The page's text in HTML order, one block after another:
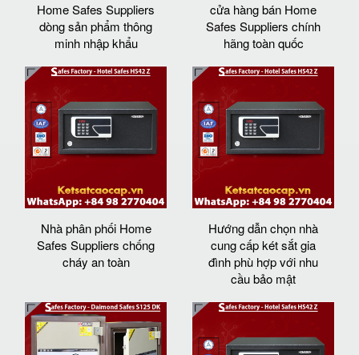
Home Safes Suppliers
dòng sản phẩm thông
minh nhập khẩu
cửa hàng bán Home
Safes Suppliers chính
hãng toàn quốc
Nhà phân phối Home
Safes Suppliers chống
cháy an toàn
Hướng dẫn chọn nhà
cung cấp két sắt gia
đình phù hợp với nhu
cầu bảo mật